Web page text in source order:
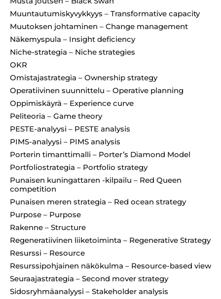
Muuntautumiskyvykkyys – Transformative capacity
Muutoksen johtaminen – Change management
Näkemyspula – Insight deficiency
Niche-strategia – Niche strategies
OKR
Omistajastrategia – Ownership strategy
Operatiivinen suunnittelu – Operative planning
Oppimiskäyrä – Experience curve
Peliteoria – Game theory
PESTE-analyysi – PESTE analysis
PIMS-analyysi – PIMS analysis
Porterin timanttimalli – Porter’s Diamond Model
Portfoliostrategia – Portfolio strategy
Punaisen kuningattaren -kilpailu – Red Queen
competition
Punaisen meren strategia – Red ocean strategy
Purpose – Purpose
Rakenne – Structure
Regeneratiivinen liiketoiminta – Regenerative Strategy
Resurssi – Resource
Resurssipohjainen näkökulma – Resource-based view
Seuraajastrategia – Second mover strategy
Sidosryhmäanalyysi – Stakeholder analysis